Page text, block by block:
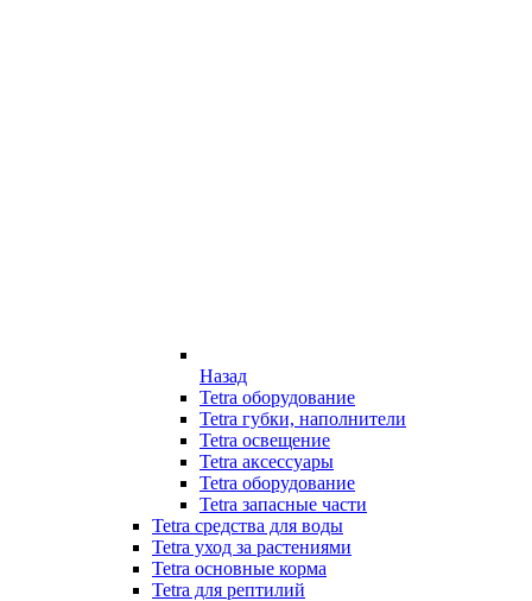
Назад
Tetra оборудование
Tetra губки, наполнители
Tetra освещение
Tetra аксессуары
Tetra оборудование
Tetra запасные части
Tetra средства для воды
Tetra уход за растениями
Tetra основные корма
Tetra для рептилий